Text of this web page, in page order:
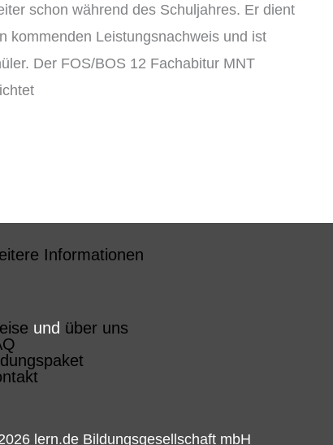
schon während des Schuljahres. Er dient
kommenden Leistungsnachweis und ist
Der FOS/BOS 12 Fachabitur MNT
Informationen
und über uns
lern.de Bildungsgesellschaft mbH